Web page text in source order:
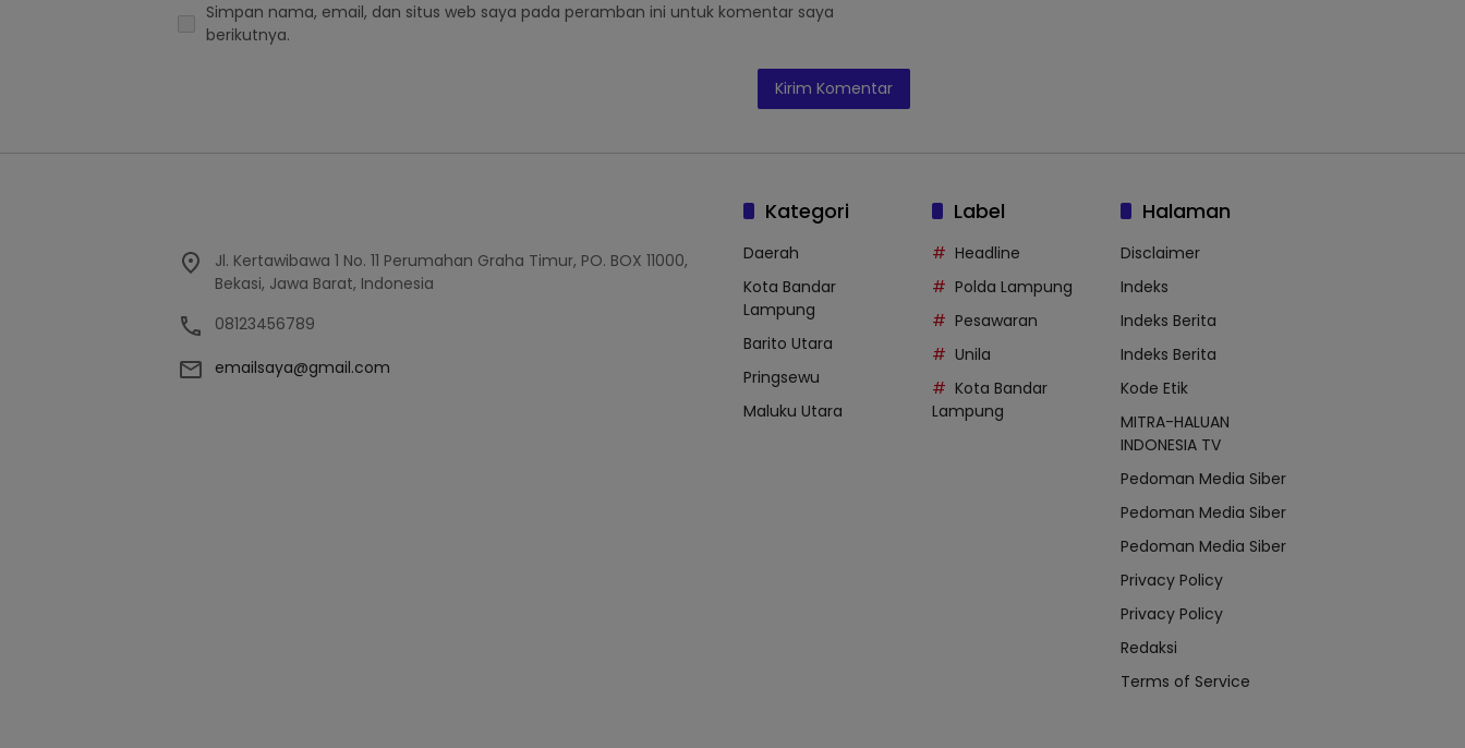
Simpan nama, email, dan situs web saya pada peramban ini untuk komentar saya
berikutnya.
Jl. Kertawibawa 1 No. 11 Perumahan Graha Timur, PO. BOX 11000,
Bekasi, Jawa Barat, Indonesia
08123456789
emailsaya@gmail.com
Kategori
Daerah
Kota Bandar
Lampung
Barito Utara
Pringsewu
Maluku Utara
Label
Headline
Polda Lampung
Pesawaran
Unila
Kota Bandar
Lampung
Halaman
Disclaimer
Indeks
Indeks Berita
Indeks Berita
Kode Etik
MITRA-HALUAN
INDONESIA TV
Pedoman Media Siber
Pedoman Media Siber
Pedoman Media Siber
Privacy Policy
Privacy Policy
Redaksi
Terms of Service